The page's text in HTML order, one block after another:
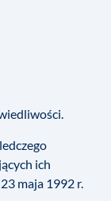
ich
maja 1992 r.